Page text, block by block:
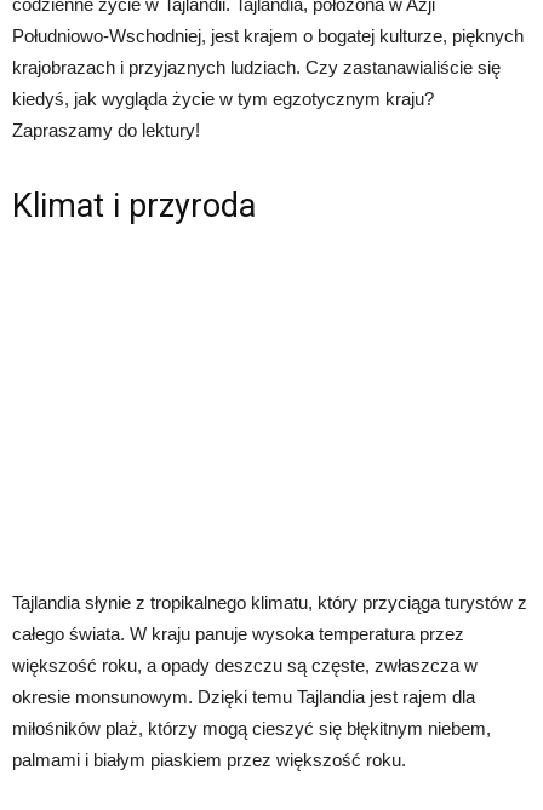
codzienne życie w Tajlandii. Tajlandia, położona w Azji
Południowo-Wschodniej, jest krajem o bogatej kulturze, pięknych
krajobrazach i przyjaznych ludziach. Czy zastanawialiście się
kiedyś, jak wygląda życie w tym egzotycznym kraju?
Zapraszamy do lektury!
Klimat i przyroda
Tajlandia słynie z tropikalnego klimatu, który przyciąga turystów z
całego świata. W kraju panuje wysoka temperatura przez
większość roku, a opady deszczu są częste, zwłaszcza w
okresie monsunowym. Dzięki temu Tajlandia jest rajem dla
miłośników plaż, którzy mogą cieszyć się błękitnym niebem,
palmami i białym piaskiem przez większość roku.